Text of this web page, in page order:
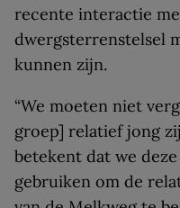
recente interactie
dwergsterrenstelsel
kunnen zijn.
“We moeten niet
groep] relatief jong
betekent dat we
gebruiken om de